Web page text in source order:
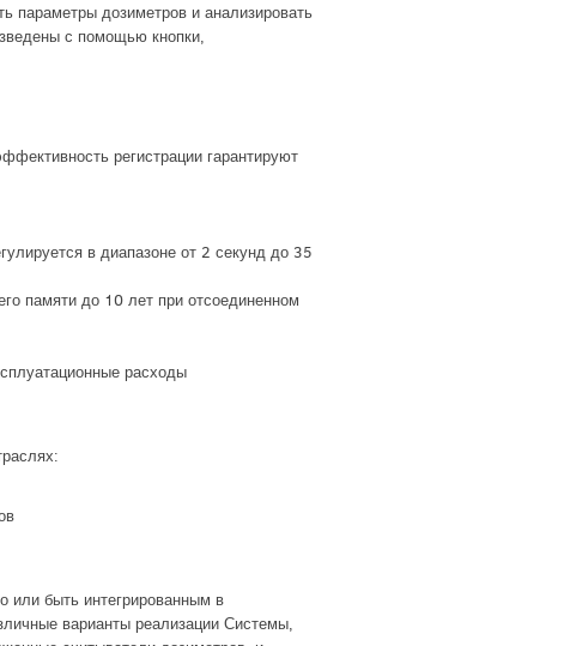
параметры дозиметров и анализировать
с помощью кнопки,
регистрации гарантируют
в диапазоне от 2 секунд до 35
памяти до 10 лет при отсоединенном
расходы
или быть интегрированным в
варианты реализации Системы,